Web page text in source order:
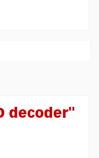
decoder"